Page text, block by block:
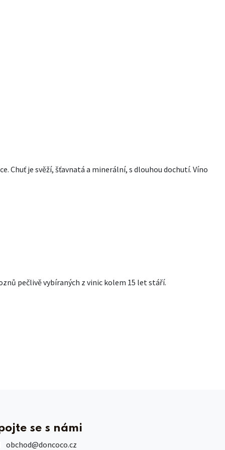
Chuť je svěží, šťavnatá a minerální, s dlouhou dochutí. Víno
pečlivě vybíraných z vinic kolem 15 let stáří.
se s námi
obchod@doncoco.cz